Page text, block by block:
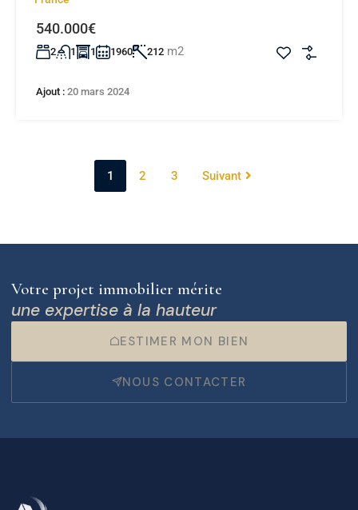
540.000€
2 1 1 1960 212 m2
Ajout : 20 mars 2024
1 2 3 Suivant
Votre projet immobilier mérite
une expertise à la hauteur
ESTIMER MON BIEN
NOUS CONTACTER